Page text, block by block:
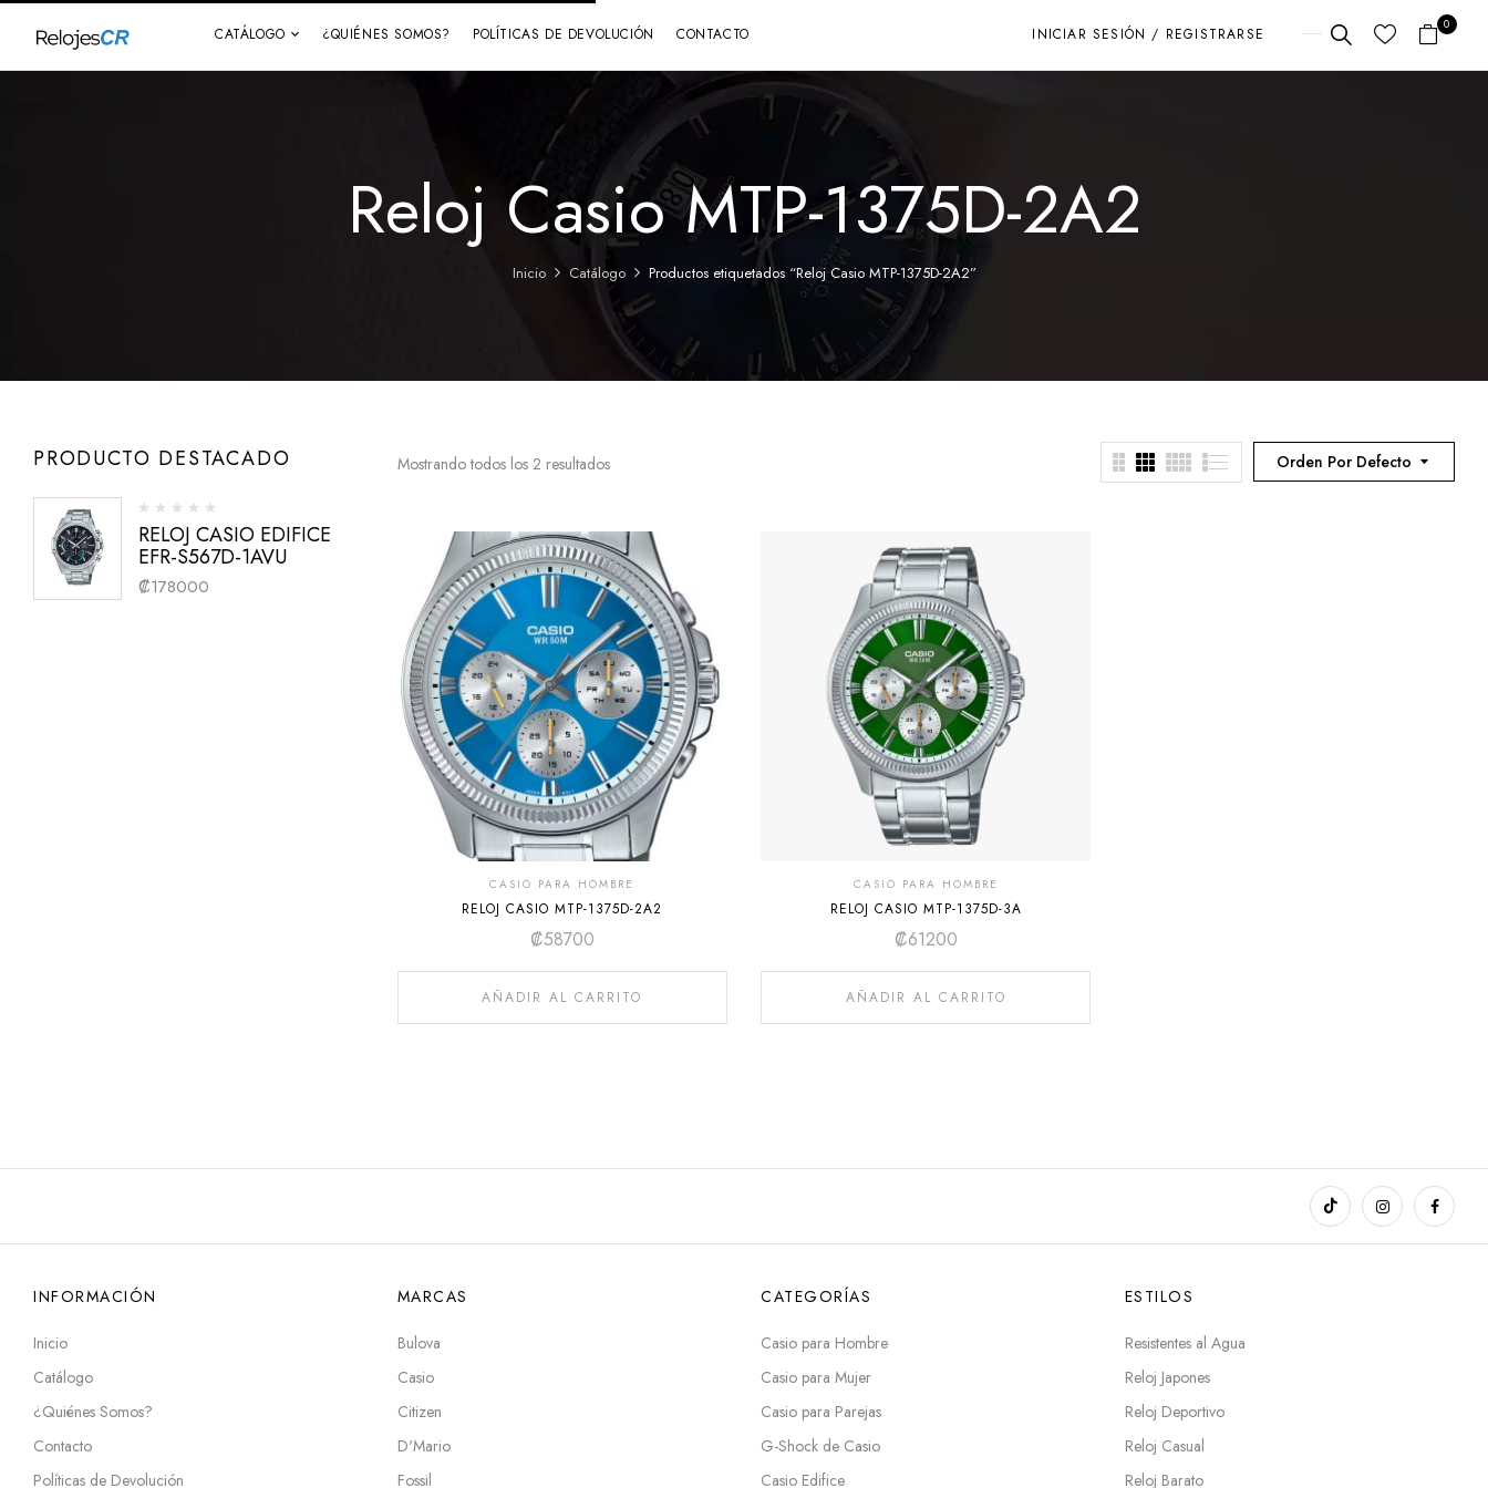
CATÁLOGO ¿QUIÉNES SOMOS? POLÍTICAS DE DEVOLUCIÓN CONTACTO INICIAR SESIÓN / REGISTRARSE
0
Reloj Casio MTP-1375D-2A2
Inicio Catálogo Productos etiquetados “Reloj Casio MTP-1375D-2A2”
PRODUCTO DESTACADO
RELOJ CASIO EDIFICE
EFR-S567D-1AVU
₡178000
Orden Por Defecto
Mostrando todos los 2 resultados
CASIO PARA HOMBRE
RELOJ CASIO MTP-1375D-2A2
₡58700
AÑADIR AL CARRITO
CASIO PARA HOMBRE
RELOJ CASIO MTP-1375D-3A
₡61200
AÑADIR AL CARRITO
INFORMACIÓN
Inicio
Catálogo
¿Quiénes Somos?
Contacto
Políticas de Devolución
MARCAS
Bulova
Casio
Citizen
D'Mario
Fossil
CATEGORÍAS
Casio para Hombre
Casio para Mujer
Casio para Parejas
G-Shock de Casio
Casio Edifice
ESTILOS
Resistentes al Agua
Reloj Japones
Reloj Deportivo
Reloj Casual
Reloj Barato